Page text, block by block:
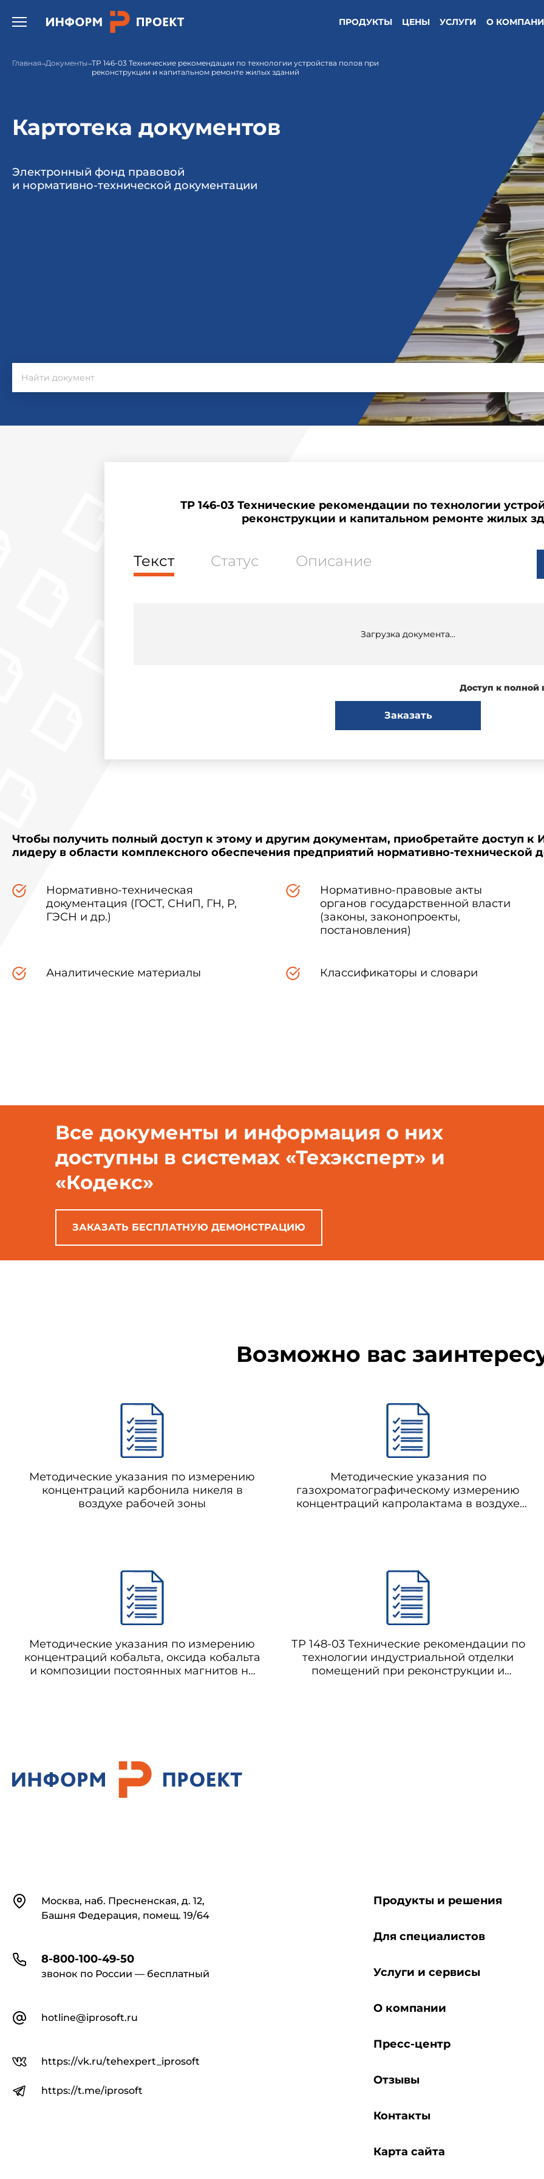
Открыть бургер меню. ПРОДУКТЫ ЦЕНЫ УСЛУГИ О
Главная Документы ТР 146-03 Технические рекомендации по технологии устройства полов при
реконструкции и капитальном ремонте жилых зданий
Картотека документов
Электронный фонд правовой
и нормативно-технической документации
ТР 146-03 Технические рекомендации по технологии
реконструкции и капитальном ремонте жилых
Текст Статус Описание
Загрузка документа...
Доступ к полной
Заказать
Чтобы получить полный доступ к этому и другим документам, приобретайте доступ к
лидеру в области комплексного обеспечения предприятий нормативно-технической
Нормативно-техническая
документация (ГОСТ, СНиП, ГН, Р,
ГЭСН и др.)
Нормативно-правовые акты
органов государственной власти
(законы, законопроекты,
постановления)
Аналитические материалы Классификаторы и словари
Все документы и информация о них
доступны в системах «Техэксперт» и
«Кодекс»
ЗАКАЗАТЬ БЕСПЛАТНУЮ ДЕМОНСТРАЦИЮ
Возможно вас
Методические указания по измерению
концентраций карбонила никеля в
воздухе рабочей зоны
Методические указания по
газохроматографическому измерению
концентраций капролактама в воздухе
Методические указания по измерению
концентраций кобальта, оксида кобальта
и композиции постоянных магнитов на
ТР 148-03 Технические рекомендации по
технологии индустриальной отделки
помещений при реконструкции и
КонтактыМосква, наб. Пресненская, д. 12,
Башня Федерация, помещ. 19/64
8-800-100-49-50
звонок по России — бесплатный
hotline@iprosoft.ru
https://vk.ru/tehexpert_iprosoft
https://t.me/iprosoft
Продукты и решения
Для специалистов
Услуги и сервисы
О компании
Пресс-центр
Отзывы
Контакты
Карта сайта